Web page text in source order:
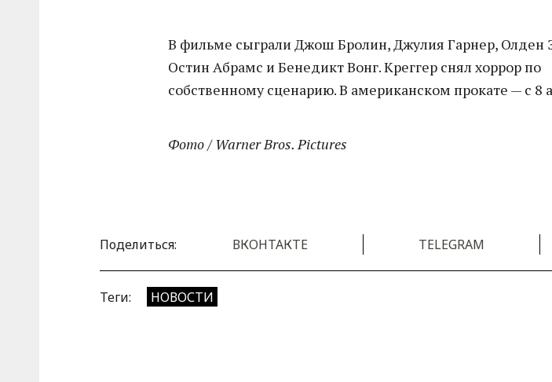
В фильме сыграли Джош Бролин, Джулия Гарнер, Олден
Остин Абрамс и Бенедикт Вонг. Креггер снял хоррор по
собственному сценарию. В американском прокате — с 8
Фото / Warner Bros. Pictures
Поделиться: ВКОНТАКТЕ TELEGRAM
Теги: НОВОСТИ